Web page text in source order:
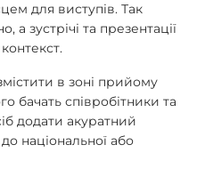
для виступів. Так
зустрічі та презентації
в зоні прийому
бачать співробітники та
додати акуратний
національної або